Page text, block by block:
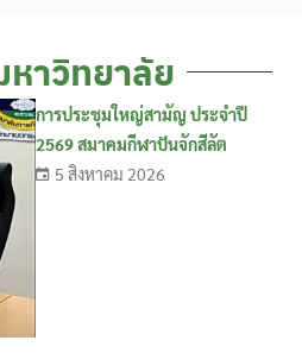
าวิทยาลัย
การประชุมใหญ่สามัญ ประจำปี
2569 สมาคมกีฬาปันจักสีลัต
5 สิงหาคม 2026